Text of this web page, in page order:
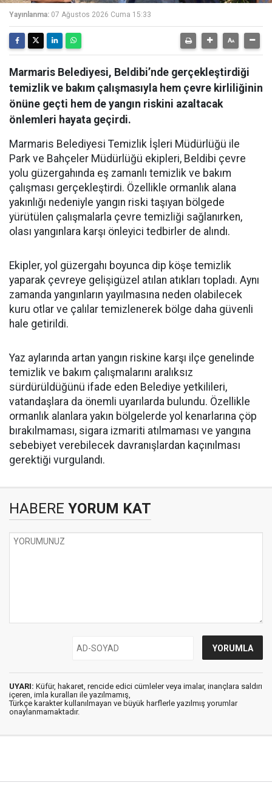
Yayınlanma: 07 Ağustos 2026 Cuma 15:33
Marmaris Belediyesi, Beldibi’nde gerçekleştirdiği
temizlik ve bakım çalışmasıyla hem çevre kirliliğinin
önüne geçti hem de yangın riskini azaltacak
önlemleri hayata geçirdi.
Marmaris Belediyesi Temizlik İşleri Müdürlüğü ile
Park ve Bahçeler Müdürlüğü ekipleri, Beldibi çevre
yolu güzergahında eş zamanlı temizlik ve bakım
çalışması gerçekleştirdi. Özellikle ormanlık alana
yakınlığı nedeniyle yangın riski taşıyan bölgede
yürütülen çalışmalarla çevre temizliği sağlanırken,
olası yangınlara karşı önleyici tedbirler de alındı.
Ekipler, yol güzergahı boyunca dip köşe temizlik
yaparak çevreye gelişigüzel atılan atıkları topladı. Aynı
zamanda yangınların yayılmasına neden olabilecek
kuru otlar ve çalılar temizlenerek bölge daha güvenli
hale getirildi.
Yaz aylarında artan yangın riskine karşı ilçe genelinde
temizlik ve bakım çalışmalarını aralıksız
sürdürüldüğünü ifade eden Belediye yetkilileri,
vatandaşlara da önemli uyarılarda bulundu. Özellikle
ormanlık alanlara yakın bölgelerde yol kenarlarına çöp
bırakılmaması, sigara izmariti atılmaması ve yangına
sebebiyet verebilecek davranışlardan kaçınılması
gerektiği vurgulandı.
HABERE YORUM KAT
UYARI: Küfür, hakaret, rencide edici cümleler veya imalar, inançlara saldırı
içeren, imla kuralları ile yazılmamış,
Türkçe karakter kullanılmayan ve büyük harflerle yazılmış yorumlar
onaylanmamaktadır.